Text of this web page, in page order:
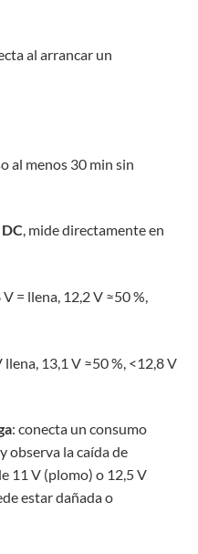
al arrancar un
al menos 30 min sin
, mide directamente en
= llena, 12,2 V ≈50 %,
13,1 V ≈50 %, <12,8 V
: conecta un consumo
observa la caída de
11 V (plomo) o 12,5 V
estar dañada o